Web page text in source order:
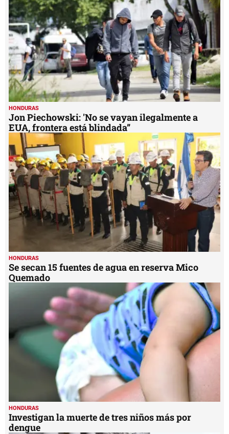
16
seconds
HONDURAS
Jon Piechowski: 'No se vayan ilegalmente a
EUA, frontera está blindada”
HONDURAS
Se secan 15 fuentes de agua en reserva Mico
Quemado
HONDURAS
Investigan la muerte de tres niños más por
dengue